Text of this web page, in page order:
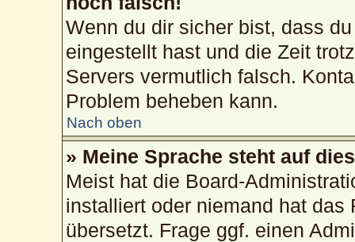
Wenn du dir sicher bist, dass
eingestellt hast und die Zeit
Servers vermutlich falsch.
Problem beheben kann.
Nach oben
» Meine Sprache steht auf
Meist hat die Board-
installiert oder niemand hat
übersetzt. Frage ggf. einen